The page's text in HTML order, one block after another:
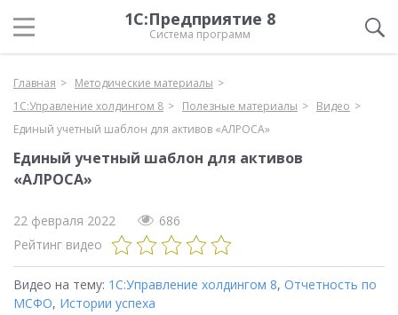
1С:Предприятие 8
Система программ
Главная
Методические материалы
1С:Управление холдингом 8
Полезные материалы
Видео
Единый учетный шаблон для активов «АЛРОСА»
Единый учетный шаблон для активов
«АЛРОСА»
22 февраля 2022
686
Рейтинг видео
Видео на тему: 1С:Управление холдингом 8, Отчетность по
МСФО, Истории успеха